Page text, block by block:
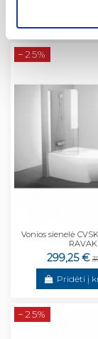
−25%
Vonios sienelė
RAVAK
299,25 €
Pridėti į
−25%